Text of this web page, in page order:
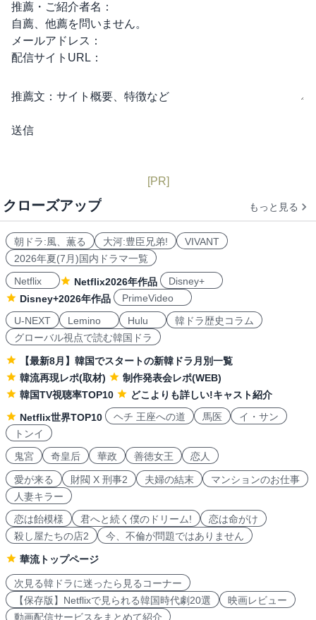
推薦・ご紹介者名：
自薦、他薦を問いません。
メールアドレス：
配信サイトURL：
推薦文： サイト概要、特徴など
[PR]
クローズアップ もっと見る
朝ドラ:風、薫る 大河:豊臣兄弟!
VIVANT
2026年夏(7月)国内ドラマ一覧
Netflix
Netflix2026年作品
Disney+
Disney+2026年作品
PrimeVideo
U-NEXT
Lemino Hulu
韓ドラ歴史コラム
グローバル視点で読む韓国ドラ
【最新8月】韓国でスタートの新韓ドラ月別一覧
韓流再現レポ(取材)
制作発表会レポ(WEB)
韓国TV視聴率TOP10
どこよりも詳しい!キャスト紹介
Netflix世界TOP10
ヘチ 王座への道 馬医
イ・サン
トンイ
鬼宮
奇皇后 華政 善徳女王 恋人
愛が来る 財閥 X 刑事2 夫婦の結末
マンションのお仕事
人妻キラー
恋は飴模様
君へと続く僕のドリーム!
恋は命がけ
殺し屋たちの店2
今、不倫が問題ではありません
華流トップページ
次見る韓ドラに迷ったら見るコーナー
【保存版】Netflixで見られる韓国時代劇20選
映画レビュー
動画配信サービスをまとめて紹介